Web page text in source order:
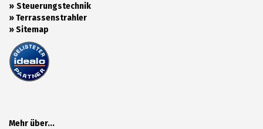
» Steuerungstechnik
»Terrassenstrahler
»Sitemap
Mehr über...